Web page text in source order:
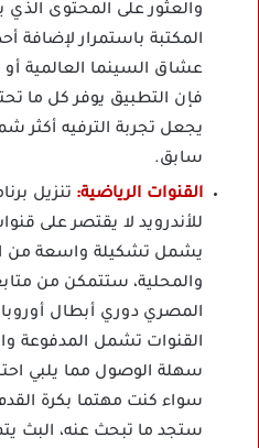
والعثور على المحتوى
المكتبة باستمرار لإضافة
عشاق السينما العالمية
فإن التطبيق يوفر كل ما
يجعل تجربة الترفيه أكثر
سابق.
القنوات الرياضية: تنزيل
للأندرويد لا يقتصر على
يشمل تشكيلة واسعة من
والمحلية، ستتمكن من
المصري دوري أبطال
القنوات تشمل المدفوعة
سهلة الوصول مما يلبي
سواء كنت مهتما بكرة
ستجد ما تبحث عنه، البث